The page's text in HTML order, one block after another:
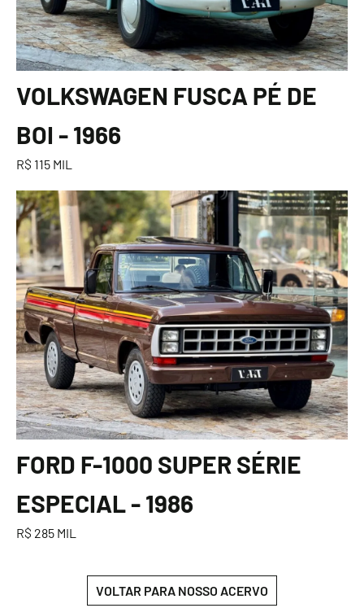
VOLKSWAGEN FUSCA PÉ DE
BOI - 1966
R$ 115 MIL
FORD F-1000 SUPER SÉRIE
ESPECIAL - 1986
R$ 285 MIL
VOLTAR PARA NOSSO ACERVO